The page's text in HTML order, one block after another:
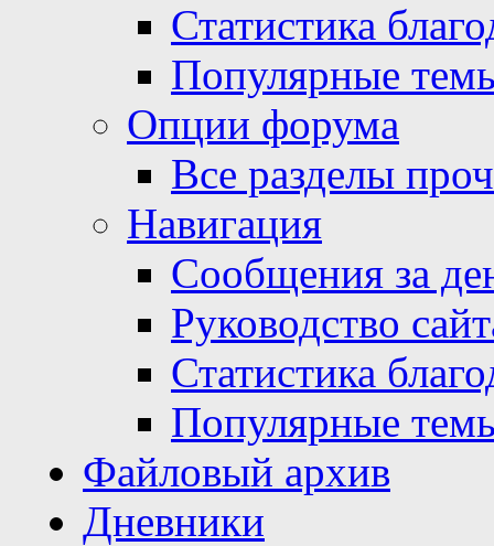
Статистика
Популярные
Опции форума
Все разделы
Навигация
Сообщения за
Руководство
Статистика
Популярные
Файловый архив
Дневники